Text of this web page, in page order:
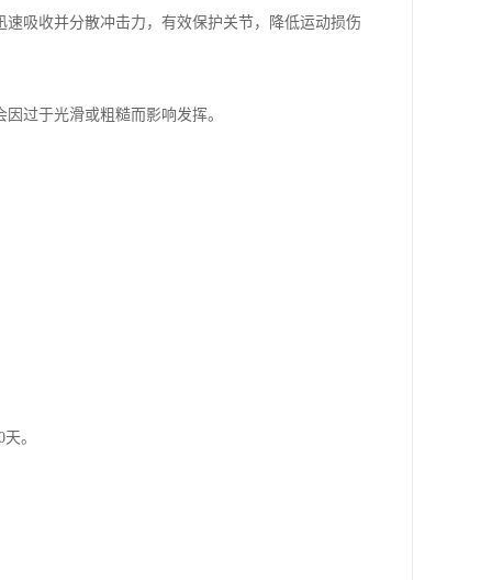
吸收并分散冲击力，有效保护关节，降低运动损伤
过于光滑或粗糙而影响发挥。
。